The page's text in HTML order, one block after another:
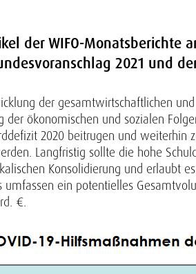
der WIFO-Monatsberichte
2021 und
der gesamtwirtschaftlichen
der ökonomischen und sozialen
2020 beitrugen und
Langfristig sollte die hohe
Konsolidierung und erlaubt
ein potentielles
€.